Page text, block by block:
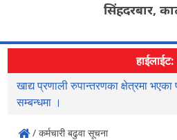
सिंहदरबार,
हाईलाईट:
सहजिकरण तथा समन्वय गर्ने सम्वन्धमा
/ कर्मचारी बढुवा सूचना